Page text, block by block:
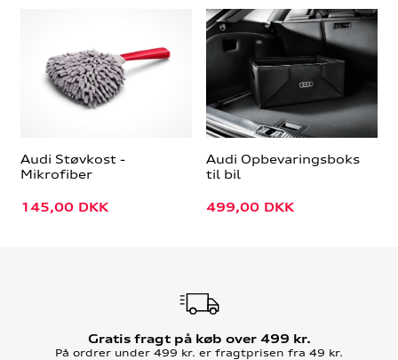
Audi Støvkost -
Mikrofiber
145,00 DKK
Audi Opbevaringsboks
til bil
499,00 DKK
Gratis fragt på køb over 499 kr.
På ordrer under 499 kr. er fragtprisen fra 49 kr.